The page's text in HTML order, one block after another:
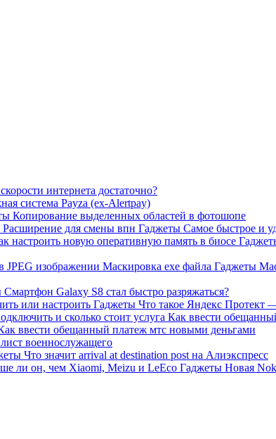
интернета достаточно?
система Payza (ex-Alertpay)
Копирование выделенных областей в фотошопе
Гаджеты Самое быстрое и
Гаджеты
Смартфон Galaxy S8 стал быстро разряжаться?
Гаджеты Что такое Яндекс Протект
ввести обещанный платеж мтс новыми деньгами
военнослужащего
Что значит arrival at destination post на Алиэкспресс
Гаджеты Новая